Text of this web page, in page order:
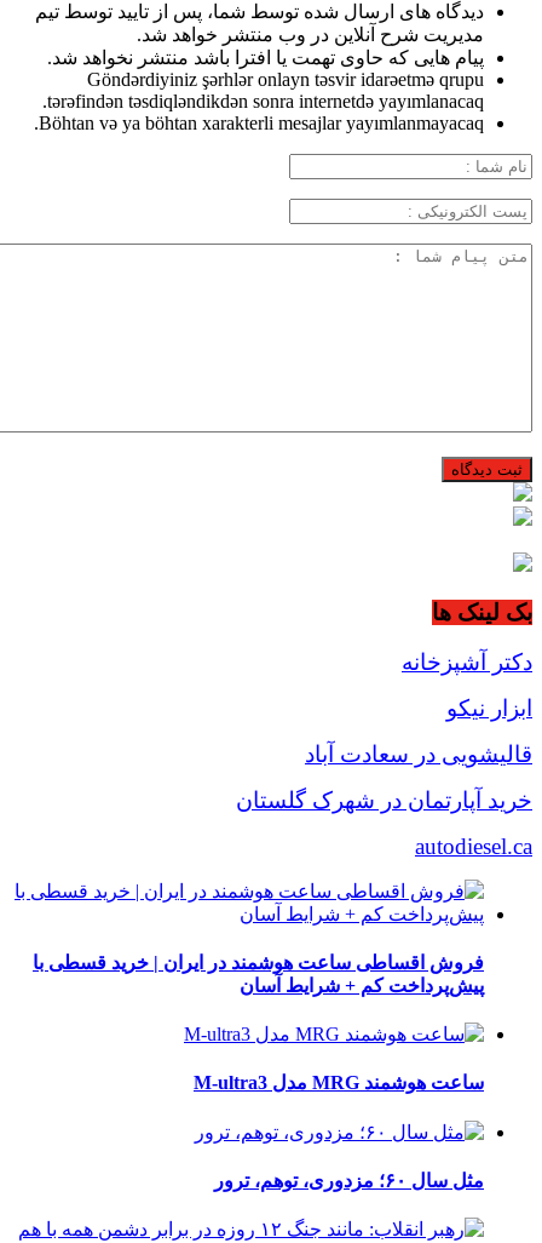
دیدگاه های ارسال شده توسط شما، پس از تایید توسط تیم
مدیریت شرح آنلاین در وب منتشر خواهد شد.
پیام هایی که حاوی تهمت یا افترا باشد منتشر نخواهد شد.
Göndərdiyiniz şərhlər onlayn təsvir idarəetmə qrupu
tərəfindən təsdiqləndikdən sonra internetdə yayımlanacaq.
Böhtan və ya böhtan xarakterli mesajlar yayımlanmayacaq.
بک لینک ها
دکتر آشپزخانه
ابزار نیکو
قالیشویی در سعادت آباد
خرید آپارتمان در شهرک گلستان
autodiesel.ca
فروش اقساطی ساعت هوشمند در ایران | خرید قسطی با
پیش‌پرداخت کم + شرایط آسان
ساعت هوشمند MRG مدل M-ultra3
مثل سال ۶۰؛ مزدوری، توهم، ترور